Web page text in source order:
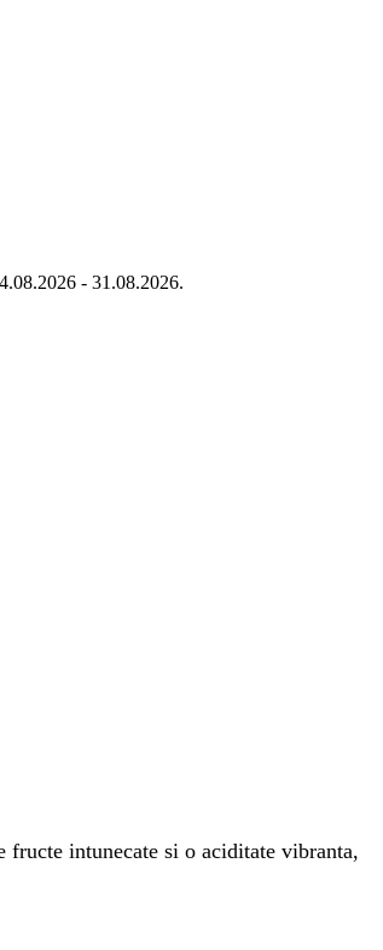
- 31.08.2026.
intunecate si o aciditate vibranta,